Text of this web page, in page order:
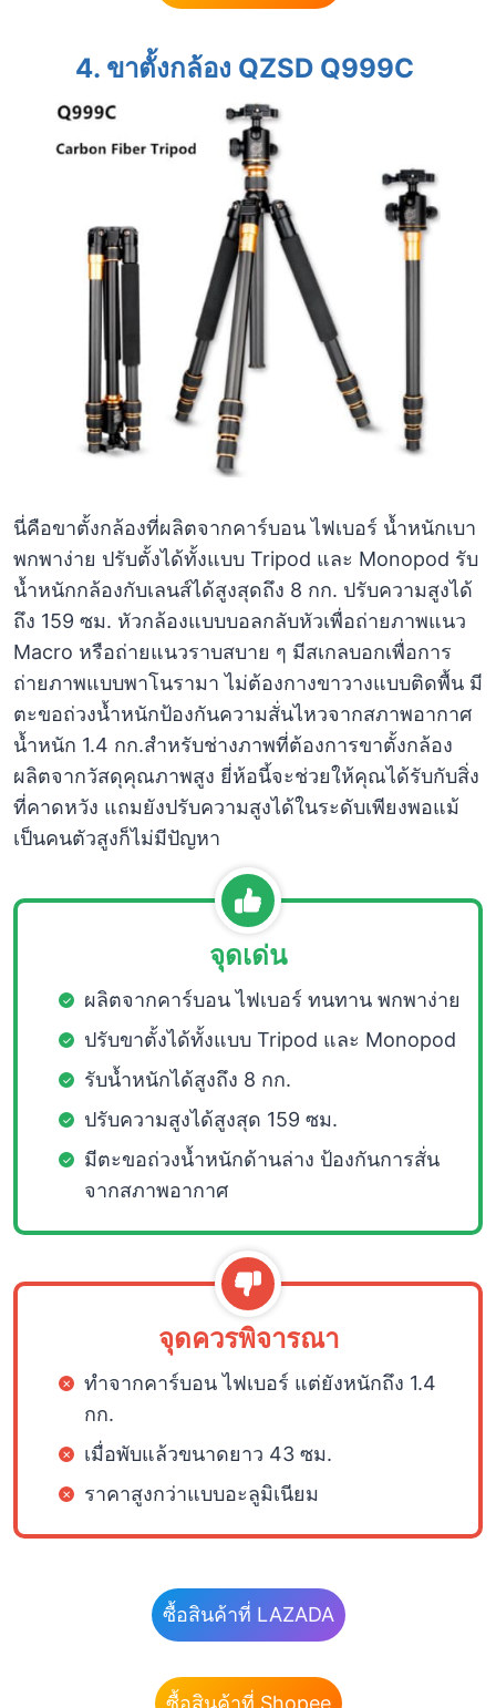
4. ขาตั้งกล้อง QZSD Q999C
นี่คือขาตั้งกล้องที่ผลิตจากคาร์บอน ไฟเบอร์ น้ำหนักเบา
พกพาง่าย ปรับตั้งได้ทั้งแบบ Tripod และ Monopod รับ
น้ำหนักกล้องกับเลนส์ได้สูงสุดถึง 8 กก. ปรับความสูงได้
ถึง 159 ซม. หัวกล้องแบบบอลกลับหัวเพื่อถ่ายภาพแนว
Macro หรือถ่ายแนวราบสบาย ๆ มีสเกลบอกเพื่อการ
ถ่ายภาพแบบพาโนรามา ไม่ต้องกางขาวางแบบติดพื้น มี
ตะขอถ่วงน้ำหนักป้องกันความสั่นไหวจากสภาพอากาศ
น้ำหนัก 1.4 กก.สำหรับช่างภาพที่ต้องการขาตั้งกล้อง
ผลิตจากวัสดุคุณภาพสูง ยี่ห้อนี้จะช่วยให้คุณได้รับกับสิ่ง
ที่คาดหวัง แถมยังปรับความสูงได้ในระดับเพียงพอแม้
เป็นคนตัวสูงก็ไม่มีปัญหา
จุดเด่น
ผลิตจากคาร์บอน ไฟเบอร์ ทนทาน พกพาง่าย
ปรับขาตั้งได้ทั้งแบบ Tripod และ Monopod
รับน้ำหนักได้สูงถึง 8 กก.
ปรับความสูงได้สูงสุด 159 ซม.
มีตะขอถ่วงน้ำหนักด้านล่าง ป้องกันการสั่น
จากสภาพอากาศ
จุดควรพิจารณา
ทำจากคาร์บอน ไฟเบอร์ แต่ยังหนักถึง 1.4
กก.
เมื่อพับแล้วขนาดยาว 43 ซม.
ราคาสูงกว่าแบบอะลูมิเนียม
ซื้อสินค้าที่ LAZADA
ซื้อสินค้าที่ Shopee